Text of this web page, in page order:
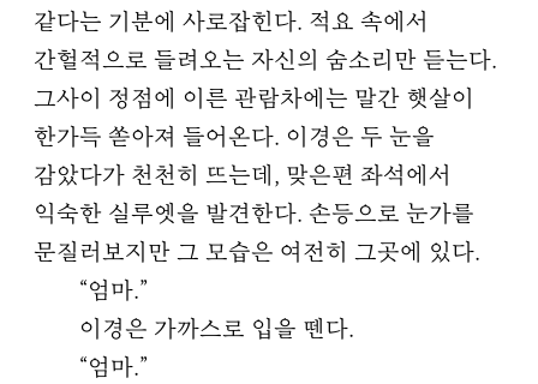
같다는 기분에 사로잡힌다. 적요 속에서
간헐적으로 들려오는 자신의 숨소리만 듣는다.
그사이 정점에 이른 관람차에는 말간 햇살이
한가득 쏟아져 들어온다. 이경은 두 눈을
감았다가 천천히 뜨는데, 맞은편 좌석에서
익숙한 실루엣을 발견한다. 손등으로 눈가를
문질러보지만 그 모습은 여전히 그곳에 있다.
“엄마.”
이경은 가까스로 입을 뗀다.
“엄마.”